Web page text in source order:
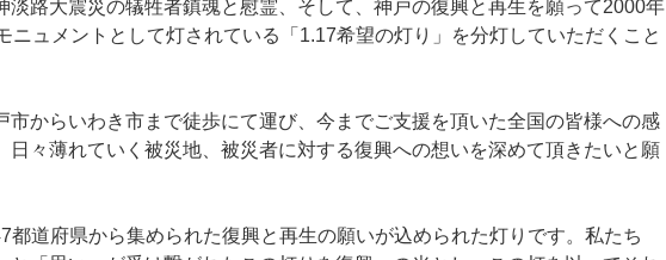
淡路大震災の犠牲者鎮魂と慰霊、そして、神戸の復興と再生を願って2000年
ニュメントとして灯されている「1.17希望の灯り」を分灯していただくこと
市からいわき市まで徒歩にて運び、今までご支援を頂いた全国の皆様への感
日々薄れていく被災地、被災者に対する復興への想いを深めて頂きたいと願
都道府県から集められた復興と再生の願いが込められた灯りです。私たち